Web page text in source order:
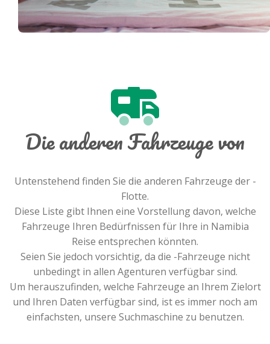
Die anderen Fahrzeuge von
Untenstehend finden Sie die anderen Fahrzeuge der -
Flotte.
Diese Liste gibt Ihnen eine Vorstellung davon, welche
Fahrzeuge Ihren Bedürfnissen für Ihre in Namibia
Reise entsprechen könnten.
Seien Sie jedoch vorsichtig, da die -Fahrzeuge nicht
unbedingt in allen Agenturen verfügbar sind.
Um herauszufinden, welche Fahrzeuge an Ihrem Zielort
und Ihren Daten verfügbar sind, ist es immer noch am
einfachsten, unsere Suchmaschine zu benutzen.